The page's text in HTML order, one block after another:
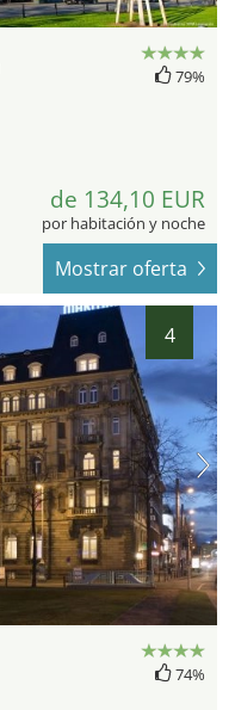
79%
de 134,10 EUR
por habitación y noche
Mostrar oferta
4
74%